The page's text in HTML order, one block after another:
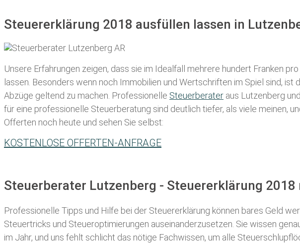
Steuererklärung 2018 ausfüllen lassen in
Unsere Erfahrungen zeigen, dass sie im Idealfall mehrere hundert Franken
lassen . Besonders wenn noch Immobilien und Wertschriften im Spiel sind,
Abzüge geltend zu machen. Professionelle Steuerberater aus Lutzenberg
für eine professionelle Steuerberatung sind deutlich tiefer, als viele meinen,
Offerten noch heute und sehen Sie selbst:
KOSTENLOSE OFFERTEN-ANFRAGE
Steuerberater Lutzenberg - Steuererklärung 2018
Professionelle Tipps und Hilfe bei der Steuererklärung können bares Geld
Steuertricks und Steueroptimierungen auseinanderzusetzen. Sie wissen
im Jahr, und uns fehlt schlicht das nötige Fachwissen, um alle